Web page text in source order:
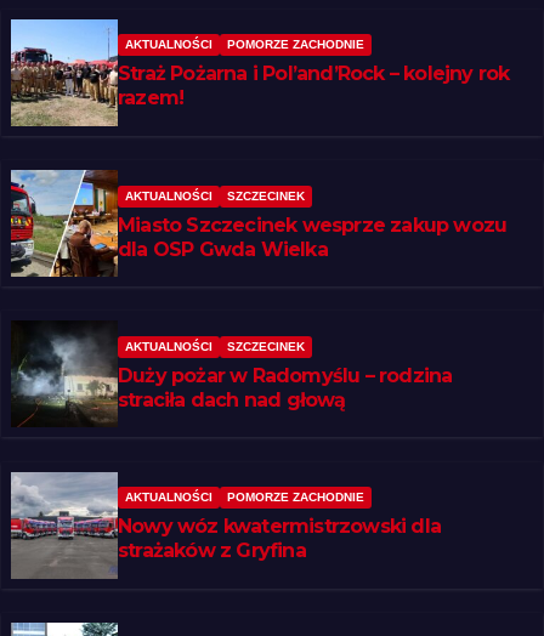
AKTUALNOŚCI POMORZE ZACHODNIE
Straż Pożarna i Pol’and’Rock – kolejny rok
razem!
AKTUALNOŚCI SZCZECINEK
Miasto Szczecinek wesprze zakup wozu
dla OSP Gwda Wielka
AKTUALNOŚCI SZCZECINEK
Duży pożar w Radomyślu – rodzina
straciła dach nad głową
AKTUALNOŚCI POMORZE ZACHODNIE
Nowy wóz kwatermistrzowski dla
strażaków z Gryfina